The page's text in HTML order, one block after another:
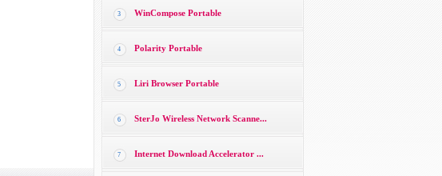
3 WinCompose Portable
4 Polarity Portable
5 Liri Browser Portable
6 SterJo Wireless Network Scanne...
7 Internet Download Accelerator ...